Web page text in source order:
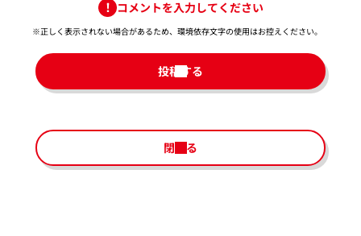
コメントを入力してください
※正しく表示されない場合があるため、環境依存文字の使用はお控えください。​
投稿する
閉じる